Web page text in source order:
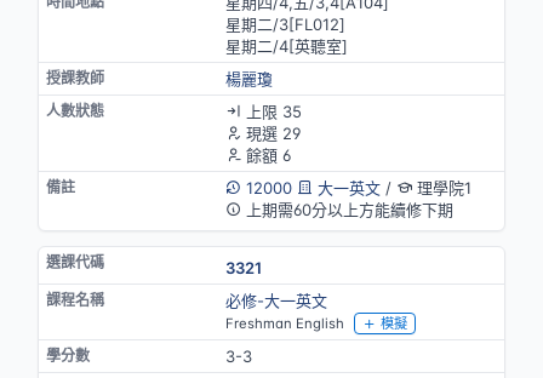
星期二/3[FL012]
星期二/4[英聽室]
楊麗瓊
上限 35
現選 29
餘額 6
12000
大一英文/
理學院1
上期需60分以上方能續修下期
3321
必修-大一英文
Freshman English 模擬
3-3